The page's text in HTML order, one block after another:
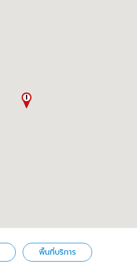
พื้นที่บริการ